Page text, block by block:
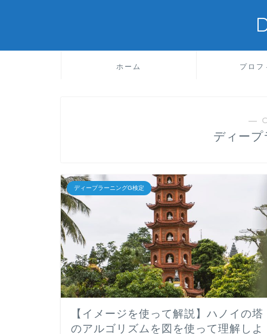
ホーム プロフ
―
ディー
ディープラーニングG検定
【イメージを使って解説】ハノイの塔
のアルゴリズムを図を使って理解しよ